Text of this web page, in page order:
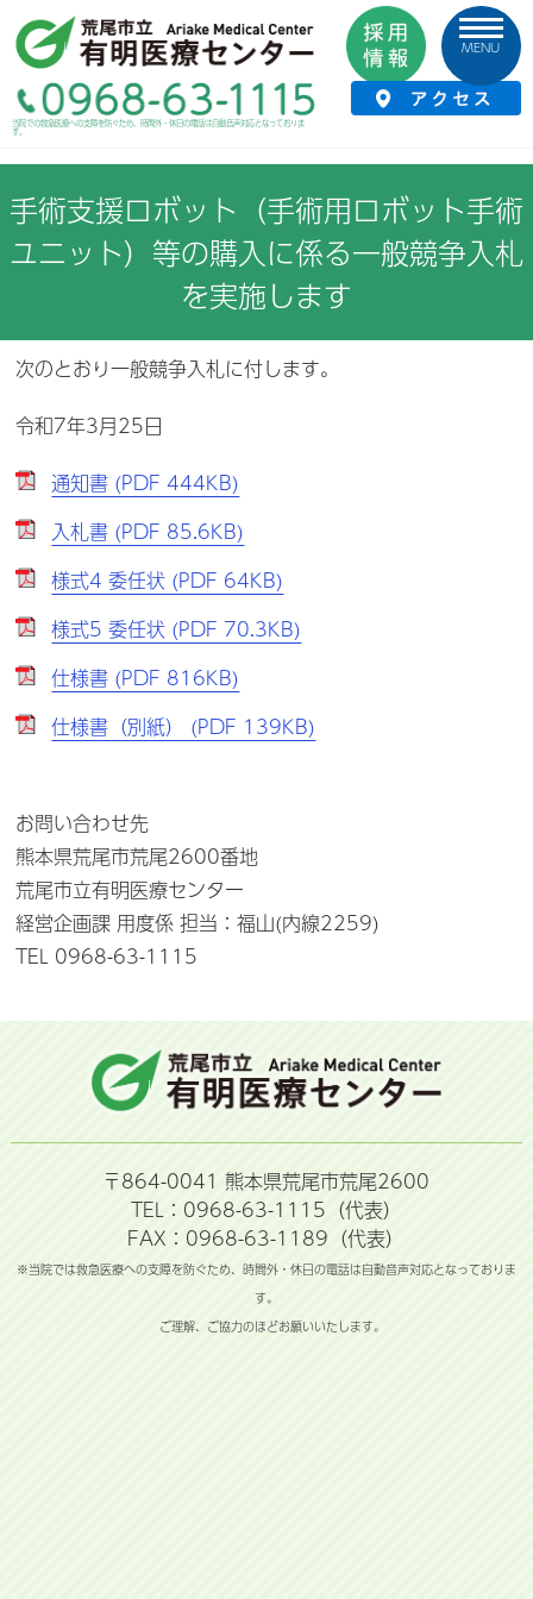
当院での救急医療への支障を防ぐため、時間外・休日の電話は自動音声対応となっておりま
す。
MENU
HOME › お知らせ › 入札情報 › 手術支援ロボット（手術用ロボット手術ユニッ
ト）等の購入に係る一般競争入札を実施します
手術支援ロボット（手術用ロボット手術
ユニット）等の購入に係る一般競争入札
を実施します
次のとおり一般競争入札に付します。
令和7年3月25日
通知書 (PDF 444KB)
入札書 (PDF 85.6KB)
様式4 委任状 (PDF 64KB)
様式5 委任状 (PDF 70.3KB)
仕様書 (PDF 816KB)
仕様書（別紙） (PDF 139KB)
お問い合わせ先
熊本県荒尾市荒尾2600番地
荒尾市立有明医療センター
経営企画課 用度係 担当：福山(内線2259)
TEL 0968-63-1115
〒864-0041 熊本県荒尾市荒尾2600
TEL：0968-63-1115（代表）
FAX：0968-63-1189（代表）
※当院では救急医療への支障を防ぐため、時間外・休日の電話は自動音声対応となっておりま
す。
ご理解、ご協力のほどお願いいたします。